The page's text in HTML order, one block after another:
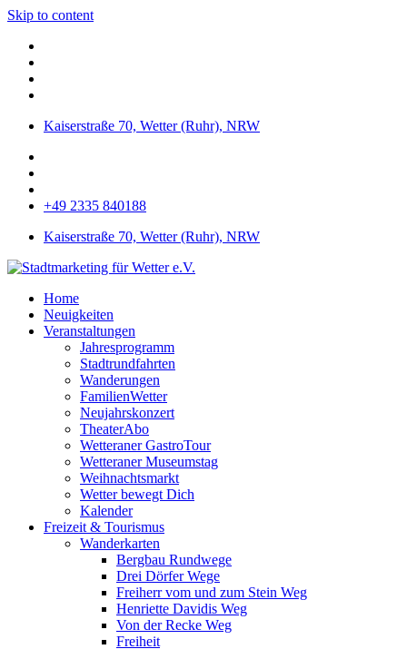
Skip to content
Kaiserstraße 70, Wetter (Ruhr), NRW
+49 2335 840188
Kaiserstraße 70, Wetter (Ruhr), NRW
Home
Neuigkeiten
Veranstaltungen
Jahresprogramm
Stadtrundfahrten
Wanderungen
FamilienWetter
Neujahrskonzert
TheaterAbo
Wetteraner GastroTour
Wetteraner Museumstag
Weihnachtsmarkt
Wetter bewegt Dich
Kalender
Freizeit & Tourismus
Wanderkarten
Bergbau Rundwege
Drei Dörfer Wege
Freiherr vom und zum Stein Weg
Henriette Davidis Weg
Von der Recke Weg
Freiheit